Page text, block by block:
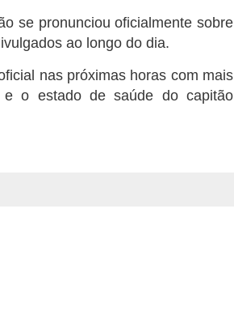
se pronunciou oficialmente sobre
ao longo do dia.
nas próximas horas com mais
e o estado de saúde do capitão